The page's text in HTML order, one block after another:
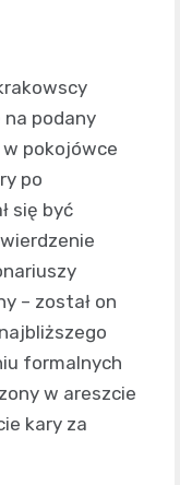
na podany
w pokojówce
po
się być
– został on
formalnych
w areszcie
kary za